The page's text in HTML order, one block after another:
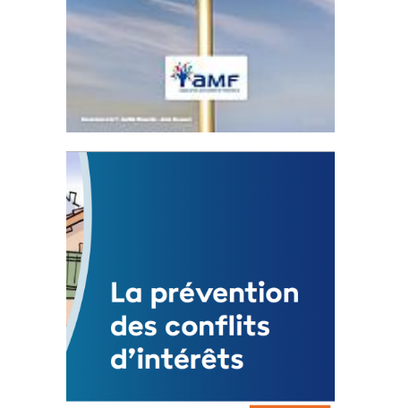
Statut de l’élu local
3 avril 2024
Mise à jour avril 2024
FEUILLETER